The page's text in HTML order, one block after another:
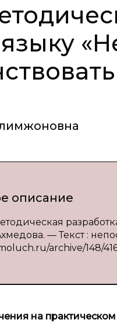
описание
— Текст :
archive/148/
на